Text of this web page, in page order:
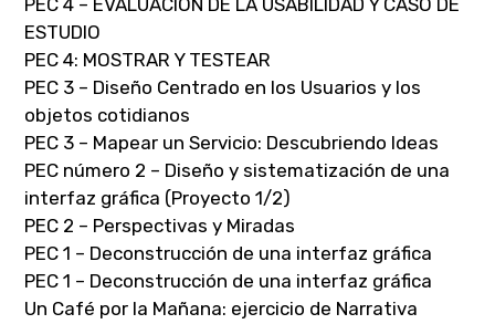
PEC 4 – EVALUACIÓN DE LA USABILIDAD Y CASO DE
ESTUDIO
PEC 4: MOSTRAR Y TESTEAR
PEC 3 – Diseño Centrado en los Usuarios y los
objetos cotidianos
PEC 3 – Mapear un Servicio: Descubriendo Ideas
PEC número 2 – Diseño y sistematización de una
interfaz gráfica (Proyecto 1/2)
PEC 2 – Perspectivas y Miradas
PEC 1 – Deconstrucción de una interfaz gráfica
PEC 1 – Deconstrucción de una interfaz gráfica
Un Café por la Mañana: ejercicio de Narrativa